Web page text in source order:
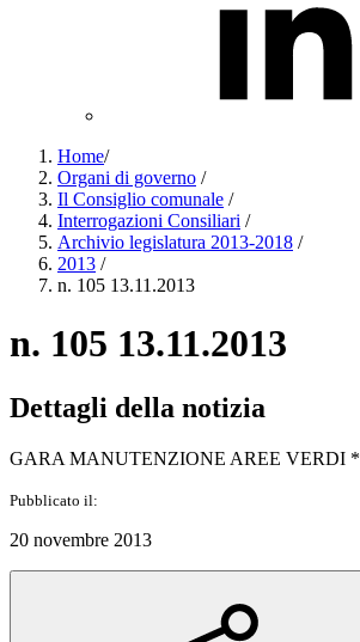
Home/
Organi di governo /
Il Consiglio comunale /
Interrogazioni Consiliari /
Archivio legislatura 2013-2018 /
2013 /
n. 105 13.11.2013
n. 105 13.11.2013
Dettagli della notizia
GARA MANUTENZIONE AREE VERDI *
Pubblicato il:
20 novembre 2013